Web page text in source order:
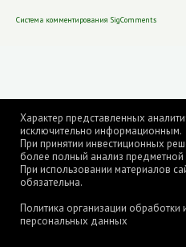
Система комментирования SigComments
Характер представленных
исключительно информационным.
При принятии инвестиционных
более полный анализ предметной
При использовании материалов
обязательна.
Политика организации обработки
персональных данных